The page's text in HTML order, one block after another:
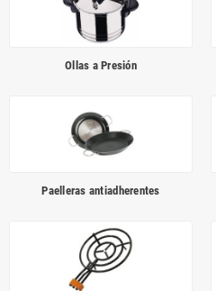
Ollas a Presión
Paelleras antiadherentes